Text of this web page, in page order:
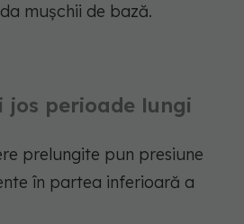
mușchii de bază.
jos perioade lungi
prelungite pun presiune
în partea inferioară a